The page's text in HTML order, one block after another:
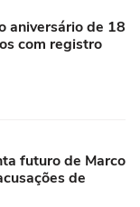
aniversário de 18
com registro
futuro de Marco
de